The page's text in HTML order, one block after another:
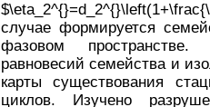
случае формируется
фазовом пространстве.
равновесий семейства и
карты существования
циклов. Изучено